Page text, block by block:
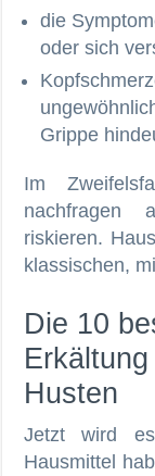
die
oder sich
Grippe
Im
nachfragen
riskieren.
klassischen,
Die 10
Husten
Jetzt wird
Hausmittel